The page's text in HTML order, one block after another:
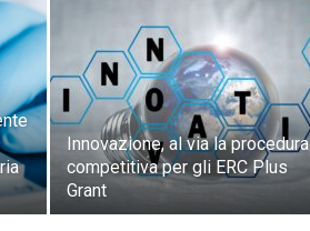
Innovazione, al via la procedura
competitiva per gli ERC Plus
Grant